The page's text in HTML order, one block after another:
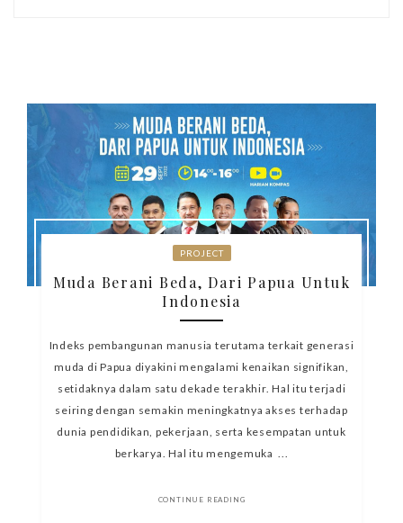
PROJECT
Muda Berani Beda, Dari Papua Untuk
Indonesia
Indeks pembangunan manusia terutama terkait generasi
muda di Papua diyakini mengalami kenaikan signifikan,
setidaknya dalam satu dekade terakhir. Hal itu terjadi
seiring dengan semakin meningkatnya akses terhadap
dunia pendidikan, pekerjaan, serta kesempatan untuk
berkarya. Hal itu mengemuka ...
CONTINUE READING